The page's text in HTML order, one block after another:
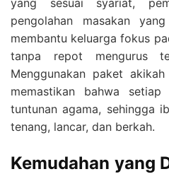
pengolahan masakan
membantu keluarga fokus
tanpa repot mengurus
Menggunakan paket
memastikan bahwa
tuntunan agama, sehingga
tenang, lancar, dan berkah.
Kemudahan yang